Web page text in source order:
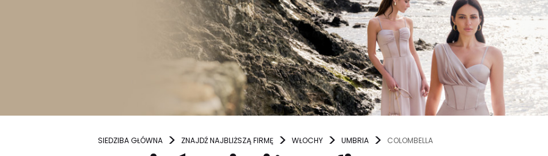
SIEDZIBA GŁÓWNA ZNAJDŹ NAJBLIŻSZĄ FIRMĘ WŁOCHY UMBRIA COLOMBELLA